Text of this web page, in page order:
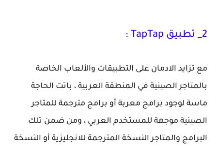
2_ تطبيق TapTap :
مع تزايد الادمان على التطبيقات والألعاب الخاصة
بالمتاجر الصينية في المنطقة العربية ، باتت الحاجة
ماسة لوجود برامج معربة أو برامج مترجمة للمتاجر
الصينية موجهة للمستخدم العربي ، ومن ضمن تلك
البرامج والمتاجر النسخة المترجمة للانجليزية أو النسخة